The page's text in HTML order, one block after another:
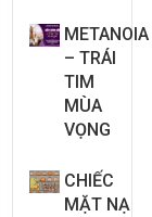
METANOIA
– TRÁI
TIM
MÙA
VỌNG
CHIẾC
MẶT NẠ